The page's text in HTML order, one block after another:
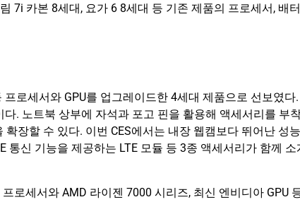
7i 카본 8세대, 요가 6 8세대 등 기존 제품의 프로세서, 배터
로세서와 GPU를 업그레이드한 4세대 제품으로 선보였다.
. 노트북 상부에 자석과 포고 핀을 활용해 액세서리를 부
장할 수 있다. 이번 CES에서는 내장 웹캠보다 뛰어난 성능
통신 기능을 제공하는 LTE 모듈 등 3종 액세서리가 함께 소
로세서와 AMD 라이젠 7000 시리즈, 최신 엔비디아 GPU